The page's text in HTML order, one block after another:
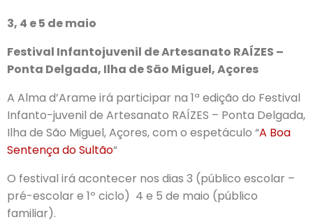
3, 4 e 5 de maio
Festival Infantojuvenil de Artesanato RAÍZES –
Ponta Delgada, Ilha de São Miguel, Açores
A Alma d’Arame irá participar na 1ª edição do Festival
Infanto-juvenil de Artesanato RAÍZES – Ponta Delgada,
Ilha de São Miguel, Açores, com o espetáculo “A Boa
Sentença do Sultão“
O festival irá acontecer nos dias 3 (público escolar –
pré-escolar e 1º ciclo) 4 e 5 de maio (público
familiar).